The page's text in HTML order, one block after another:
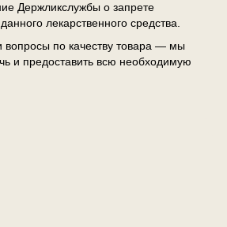
Держликслужбы о запрете
лекарственного средства.
вопросы по качеству товара — мы
и предоставить всю необходимую